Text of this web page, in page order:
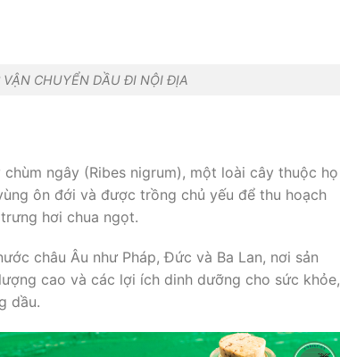
CHUYỂN DẦU ĐI NỘI ĐỊA
ngây (Ribes nigrum), một loài cây thuộc họ
ôn đới và được trồng chủ yếu để thu hoạch
hơi chua ngọt.
châu Âu như Pháp, Đức và Ba Lan, nơi sản
cao và các lợi ích dinh dưỡng cho sức khỏe,
dầu.